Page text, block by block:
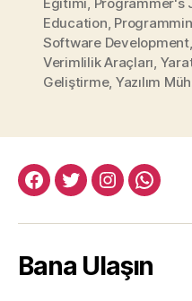
Eğitimi, Programmer's
Education,
Software Development
Verimlilik Araçları,
Geliştirme, Yazılım
facebook:halityesil
twitter:halityesil
82
Bana Ulaşın